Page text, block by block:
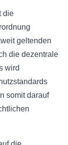
die
geltenden
die dezentrale
wird
somit darauf